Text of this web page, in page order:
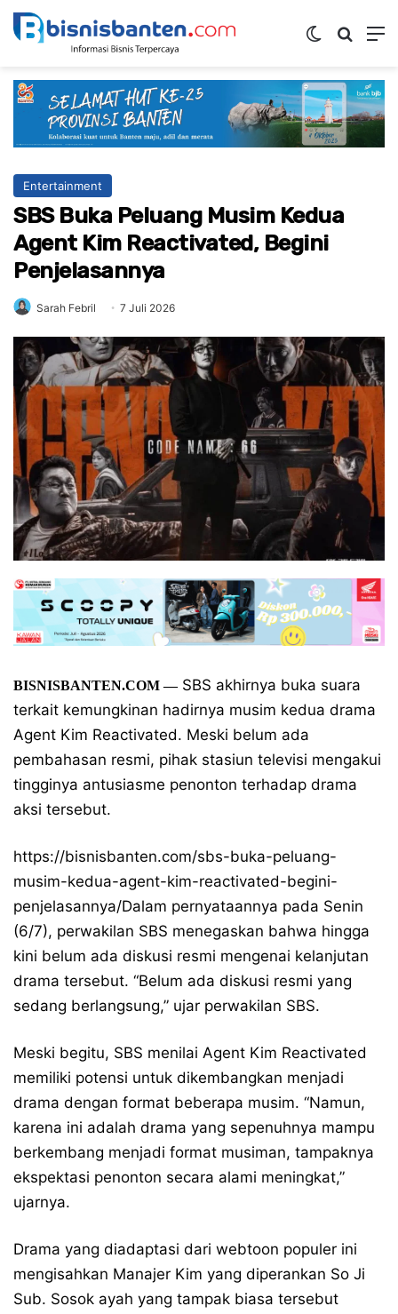
Switch skin
Entertainment
SBS Buka Peluang Musim Kedua
Agent Kim Reactivated, Begini
Penjelasannya
Sarah Febril 7 Juli 2026
BISNISBANTEN.COM—SBS akhirnya buka suara
terkait kemungkinan hadirnya musim kedua drama
Agent Kim Reactivated. Meski belum ada
pembahasan resmi, pihak stasiun televisi mengakui
tingginya antusiasme penonton terhadap drama
aksi tersebut.
https://bisnisbanten.com/sbs-buka-peluang-
musim-kedua-agent-kim-reactivated-begini-
penjelasannya/Dalam pernyataannya pada Senin
(6/7), perwakilan SBS menegaskan bahwa hingga
kini belum ada diskusi resmi mengenai kelanjutan
drama tersebut. “Belum ada diskusi resmi yang
sedang berlangsung,” ujar perwakilan SBS.
Meski begitu, SBS menilai Agent Kim Reactivated
memiliki potensi untuk dikembangkan menjadi
drama dengan format beberapa musim. “Namun,
karena ini adalah drama yang sepenuhnya mampu
berkembang menjadi format musiman, tampaknya
ekspektasi penonton secara alami meningkat,”
ujarnya.
Drama yang diadaptasi dari webtoon populer ini
mengisahkan Manajer Kim yang diperankan So Ji
Sub. Sosok ayah yang tampak biasa tersebut